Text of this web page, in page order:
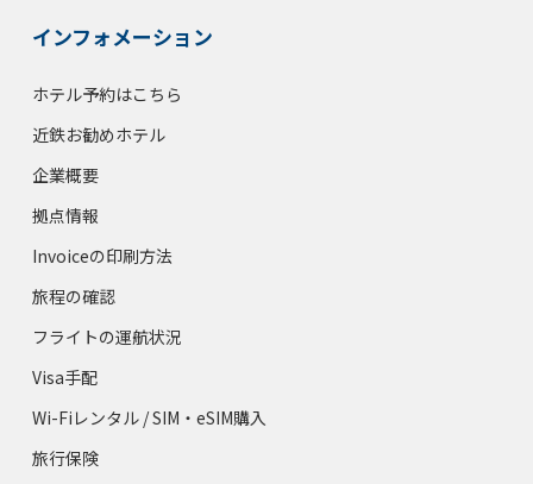
インフォメーション
ホテル予約はこちら
近鉄お勧めホテル
企業概要
拠点情報
Invoiceの印刷方法
旅程の確認
フライトの運航状況
Visa手配
Wi-Fiレンタル / SIM・eSIM購入
旅行保険